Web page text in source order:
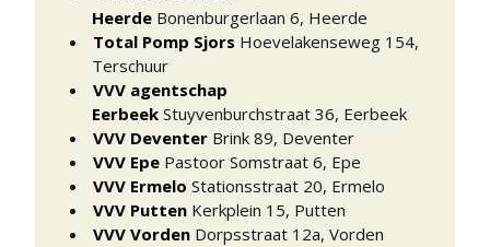
Heerde Bonenburgerlaan 6, Heerde
Total Pomp Sjors Hoevelakenseweg 154,
Terschuur
VVV agentschap
Eerbeek Stuyvenburchstraat 36, Eerbeek
VVV Deventer Brink 89, Deventer
VVV Epe Pastoor Somstraat 6, Epe
VVV Ermelo Stationsstraat 20, Ermelo
VVV Putten Kerkplein 15, Putten
VVV Vorden Dorpsstraat 12a, Vorden